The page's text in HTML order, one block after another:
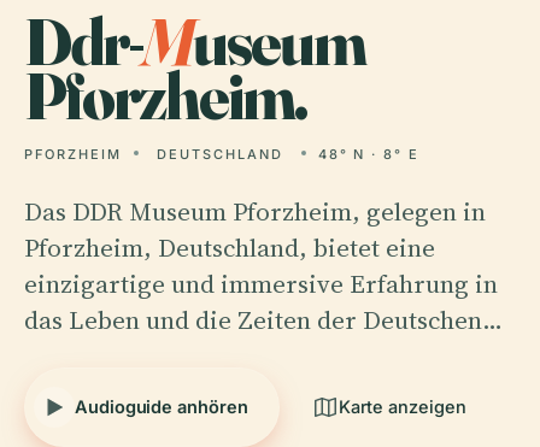
Ddr-Museum
Pforzheim.
PFORZHEIM DEUTSCHLAND 48° N · 8° E
Das DDR Museum Pforzheim, gelegen in
Pforzheim, Deutschland, bietet eine
einzigartige und immersive Erfahrung in
das Leben und die Zeiten der Deutschen…
Audioguide anhören Karte anzeigen